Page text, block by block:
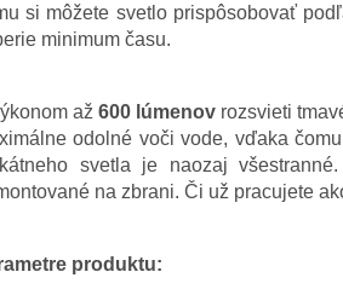
si môžete svetlo prispôsobovať
minimum času.
až600 lúmenov rozsvieti
odolné voči vode, vďaka
svetla je naozaj všestranné.
na zbrani. Či už pracujete
produktu: